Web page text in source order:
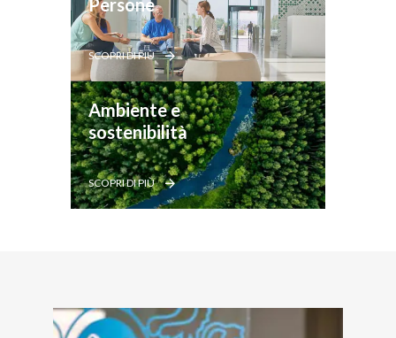
Persone
SCOPRI DI PIÙ
Ambiente e
sostenibilità
SCOPRI DI PIÙ